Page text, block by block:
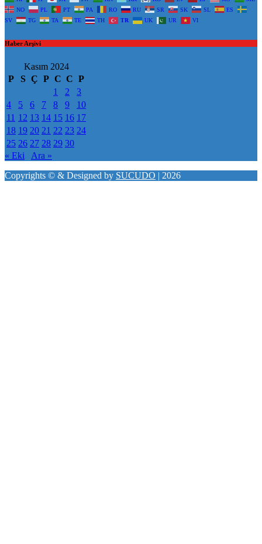
NO
PL PT PA RO RU SR SK SL
ES
SV
TG TA TE TH TR UK UR VI
Haber Arşivi
Kasım 2024
P
S Ç P C C P
1
2
3
4
5 6 7 8 9
10
11 12 13 14 15 16 17
18 19 20 21 22 23 24
25 26 27 28 29 30
« Eki
Ara »
Copyrights © & Designed by SUCUDO | 2026